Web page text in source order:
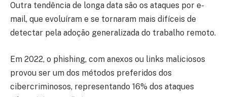
Outra tendência de longa data são os ataques por e-
mail, que evoluíram e se tornaram mais difíceis de
detectar pela adoção generalizada do trabalho remoto.
Em 2022, o phishing, com anexos ou links maliciosos
provou ser um dos métodos preferidos dos
cibercriminosos, representando 16% dos ataques